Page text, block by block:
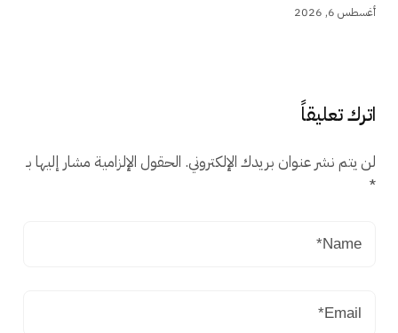
أغسطس 6, 2026
اترك تعليقاً
لن يتم نشر عنوان بريدك الإلكتروني. الحقول الإلزامية مشار إليها بـ
*